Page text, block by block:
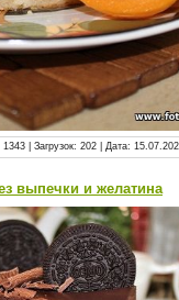
| Загрузок: 202 | Дата:
выпечки и желатина